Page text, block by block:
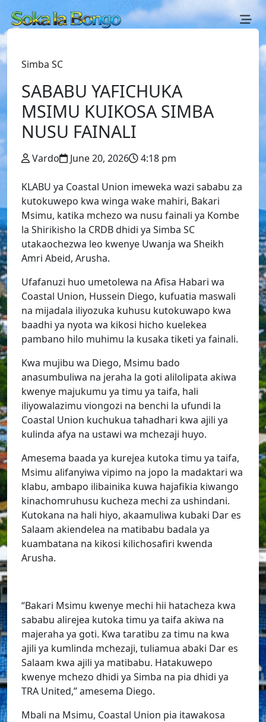
Simba SC
SABABU YAFICHUKA
MSIMU KUIKOSA SIMBA
NUSU FAINALI
Vardo June 20, 2026 4:18 pm
KLABU ya Coastal Union imeweka wazi sababu za
kutokuwepo kwa winga wake mahiri, Bakari
Msimu, katika mchezo wa nusu fainali ya Kombe
la Shirikisho la CRDB dhidi ya Simba SC
utakaochezwa leo kwenye Uwanja wa Sheikh
Amri Abeid, Arusha.
Ufafanuzi huo umetolewa na Afisa Habari wa
Coastal Union, Hussein Diego, kufuatia maswali
na mijadala iliyozuka kuhusu kutokuwapo kwa
baadhi ya nyota wa kikosi hicho kuelekea
pambano hilo muhimu la kusaka tiketi ya fainali.
Kwa mujibu wa Diego, Msimu bado
anasumbuliwa na jeraha la goti alilolipata akiwa
kwenye majukumu ya timu ya taifa, hali
iliyowalazimu viongozi na benchi la ufundi la
Coastal Union kuchukua tahadhari kwa ajili ya
kulinda afya na ustawi wa mchezaji huyo.
Amesema baada ya kurejea kutoka timu ya taifa,
Msimu alifanyiwa vipimo na jopo la madaktari wa
klabu, ambapo ilibainika kuwa hajafikia kiwango
kinachomruhusu kucheza mechi za ushindani.
Kutokana na hali hiyo, akaamuliwa kubaki Dar es
Salaam akiendelea na matibabu badala ya
kuambatana na kikosi kilichosafiri kwenda
Arusha.
“Bakari Msimu kwenye mechi hii hatacheza kwa
sababu alirejea kutoka timu ya taifa akiwa na
majeraha ya goti. Kwa taratibu za timu na kwa
ajili ya kumlinda mchezaji, tuliamua abaki Dar es
Salaam kwa ajili ya matibabu. Hatakuwepo
kwenye mchezo dhidi ya Simba na pia dhidi ya
TRA United,” amesema Diego.
Mbali na Msimu, Coastal Union pia itawakosa